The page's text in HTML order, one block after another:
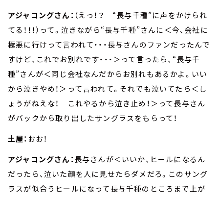
アジャコングさん： （えっ！？ “長与千種”に声をかけられ
てる！！！）って。泣きながら“長与千種”さんに＜今、会社に
極悪に行けって言われて・・・長与さんのファンだったんで
すけど、これでお別れです・・・＞って言ったら、“長与千
種”さんが＜同じ会社なんだからお別れもあるかよ。いい
から泣きやめ！＞って言われて。それでも泣いてたら＜し
ょうがねえな！ これやるから泣き止め！＞って長与さん
がバックから取り出したサングラスをもらって！
土屋： おお！
アジャコングさん：長与さんが＜いいか、ヒールになるん
だったら、泣いた顔を人に見せたらダメだろ。このサング
ラスが似合うヒールになって長与千種のところまで上が